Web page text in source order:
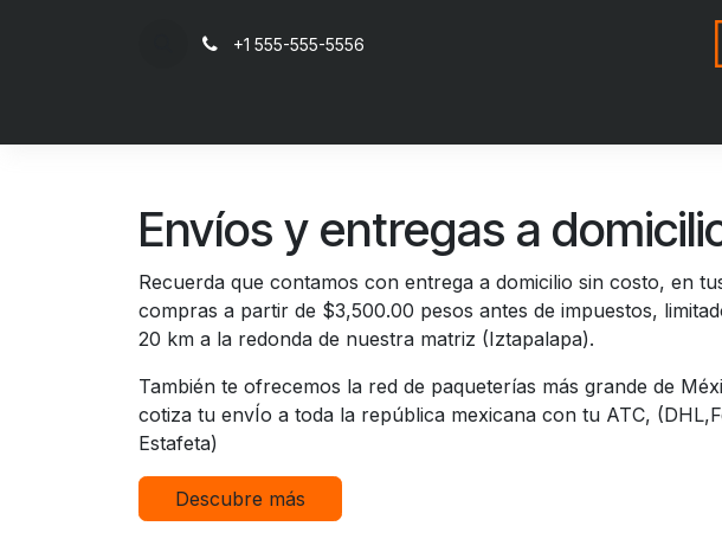
+1 555-555-5556
Envíos y entregas a
Recuerda que contamos con entrega a domicilio sin costo, en
compras a partir de $3,500.00 pesos antes de impuestos,
20 km a la redonda de nuestra matriz (Iztapalapa).
También te ofrecemos la red de paqueterías más grande de
cotiza tu envÍo a toda la república mexicana con tu ATC,
Estafeta)
Descubre más